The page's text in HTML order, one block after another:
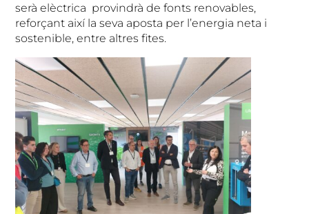
serà elèctrica provindrà de fonts renovables,
reforçant així la seva aposta per l’energia neta i
sostenible, entre altres fites.